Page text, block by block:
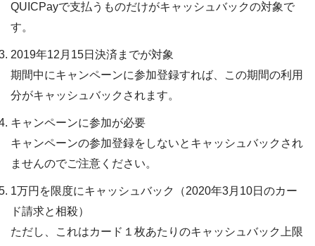
QUICPayで支払うものだけがキャッシュバックの対象で
す。
2019年12月15日決済までが対象
期間中にキャンペーンに参加登録すれば、この期間の利用
分がキャッシュバックされます。
キャンペーンに参加が必要
キャンペーンの参加登録をしないとキャッシュバックされ
ませんのでご注意ください。
1万円を限度にキャッシュバック（2020年3月10日のカー
ド請求と相殺）
ただし、これはカード１枚あたりのキャッシュバック上限